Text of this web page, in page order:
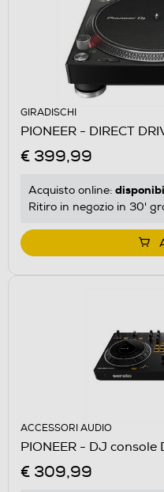
GIRADISCHI
PIONEER - DIRECT
€ 399,99
Acquisto online:
Ritiro in negozio in 30'
ACCESSORI AUDIO
PIONEER - DJ console
€ 309,99